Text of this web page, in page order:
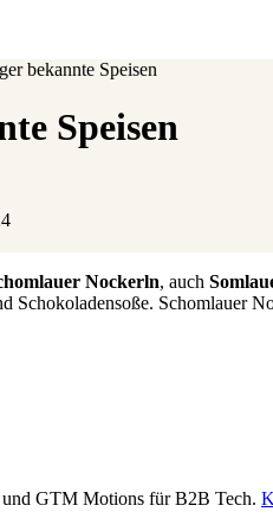
bekannte Speisen
Speisen
Nockerln, auch
Schokoladensoße. Schomlauer
GTM Motions für B2B Tech.